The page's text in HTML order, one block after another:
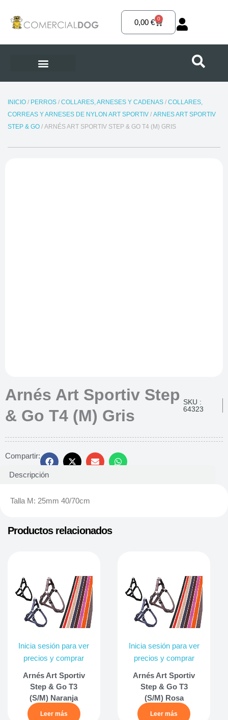
contenido
0,00€ 0
Carrito
INICIO/ PERROS/ COLLARES, ARNESES Y CADENAS/ COLLARES,
CORREAS Y ARNESES DE NYLON ART SPORTIV/ ARNES ART SPORTIV
STEP & GO/ ARNÉS ART SPORTIV STEP & GO T4 (M) GRIS
Arnés Art Sportiv Step
& Go T4 (M) Gris
SKU :
64323
Compartir:
Descripción
Talla M: 25mm 40/70cm
Productos relacionados
Inicia sesión para ver
precios y comprar
Arnés Art Sportiv
Step & Go T3
(S/M) Naranja
Leer más
Inicia sesión para ver
precios y comprar
Arnés Art Sportiv
Step & Go T3
(S/M) Rosa
Leer más